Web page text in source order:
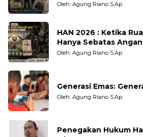
Oleh: Agung Riano S.Ap
HAN 2026 : Ketika
Hanya Sebatas Angan
Oleh: Agung Riano S.Ap
Generasi Emas:
Oleh: Agung Riano S.Ap
Penegakan Hukum